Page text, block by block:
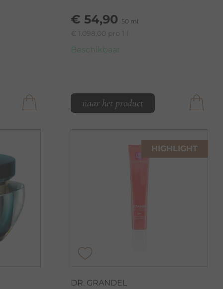
€ 54,90 50 ml
€ 1.098,00 pro 1 l
Beschikbaar
naar het product
HIGHLIGHT
DR. GRANDEL